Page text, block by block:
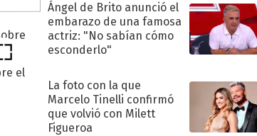
el
Ángel de Brito anunció el
embarazo de una famosa
actriz: "No sabían cómo
esconderlo"
La foto con la que
Marcelo Tinelli confirmó
que volvió con Milett
Figueroa